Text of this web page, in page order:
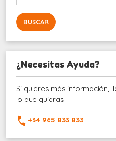
¿Necesitas Ayuda?
Si quieres más información,
lo que quieras.
+34 965 833 833